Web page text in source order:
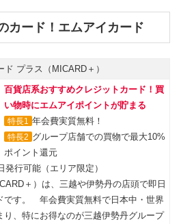
カード！エムアイカード
ド プラス（MICARD＋）
百貨店系おすすめクレジットカード！買
い物時にエムアイポイントが貯まる
特長1 年会費実質無料！
特長2 グループ店舗での買物で最大10%
ポイント還元
行可能（エリア限定）
＋）は、三越や伊勢丹の店頭で即日
です。 年会費実質無料で日本中・世界
、特にお得なのが三越伊勢丹グループ